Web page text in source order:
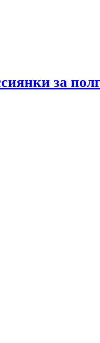
за